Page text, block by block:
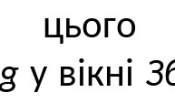
у вікні